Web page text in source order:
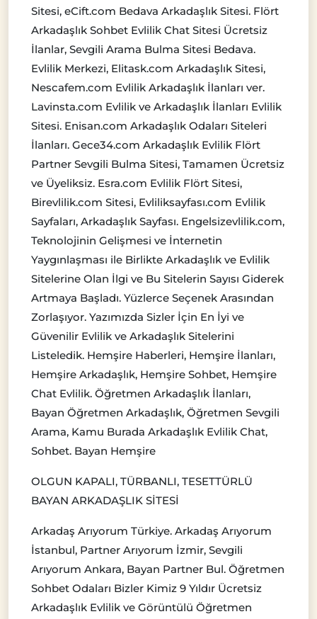
Sitesi, eCift.com Bedava Arkadaşlık Sitesi. Flört
Arkadaşlık Sohbet Evlilik Chat Sitesi Ücretsiz
İlanlar, Sevgili Arama Bulma Sitesi Bedava.
Evlilik Merkezi, Elitask.com Arkadaşlık Sitesi,
Nescafem.com Evlilik Arkadaşlık İlanları ver.
Lavinsta.com Evlilik ve Arkadaşlık İlanları Evlilik
Sitesi. Enisan.com Arkadaşlık Odaları Siteleri
İlanları. Gece34.com Arkadaşlık Evlilik Flört
Partner Sevgili Bulma Sitesi, Tamamen Ücretsiz
ve Üyeliksiz. Esra.com Evlilik Flört Sitesi,
Birevlilik.com Sitesi, Evliliksayfası.com Evlilik
Sayfaları, Arkadaşlık Sayfası. Engelsizevlilik.com,
Teknolojinin Gelişmesi ve İnternetin
Yaygınlaşması ile Birlikte Arkadaşlık ve Evlilik
Sitelerine Olan İlgi ve Bu Sitelerin Sayısı Giderek
Artmaya Başladı. Yüzlerce Seçenek Arasından
Zorlaşıyor. Yazımızda Sizler İçin En İyi ve
Güvenilir Evlilik ve Arkadaşlık Sitelerini
Listeledik. Hemşire Haberleri, Hemşire İlanları,
Hemşire Arkadaşlık, Hemşire Sohbet, Hemşire
Chat Evlilik. Öğretmen Arkadaşlık İlanları,
Bayan Öğretmen Arkadaşlık, Öğretmen Sevgili
Arama, Kamu Burada Arkadaşlık Evlilik Chat,
Sohbet. Bayan Hemşire
OLGUN KAPALI, TÜRBANLI, TESETTÜRLÜ
BAYAN ARKADAŞLIK SİTESİ
Arkadaş Arıyorum Türkiye. Arkadaş Arıyorum
İstanbul, Partner Arıyorum İzmir, Sevgili
Arıyorum Ankara, Bayan Partner Bul. Öğretmen
Sohbet Odaları Bizler Kimiz 9 Yıldır Ücretsiz
Arkadaşlık Evlilik ve Görüntülü Öğretmen